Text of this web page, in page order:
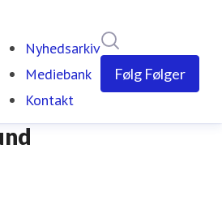
Nyhedsarkiv
Mediebank
Kontakt
Følg Følger